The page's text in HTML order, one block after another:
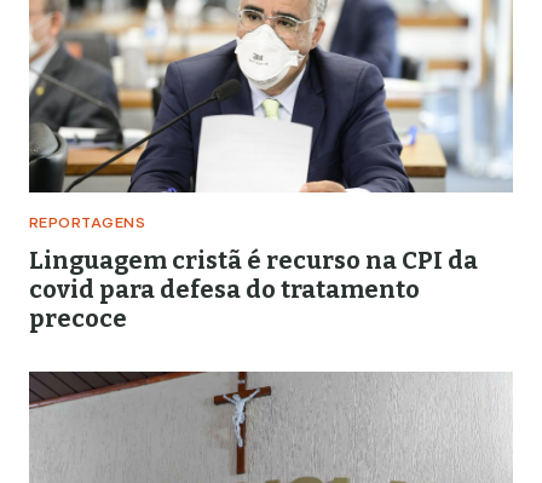
REPORTAGENS
Linguagem cristã é recurso na CPI da
covid para defesa do tratamento
precoce